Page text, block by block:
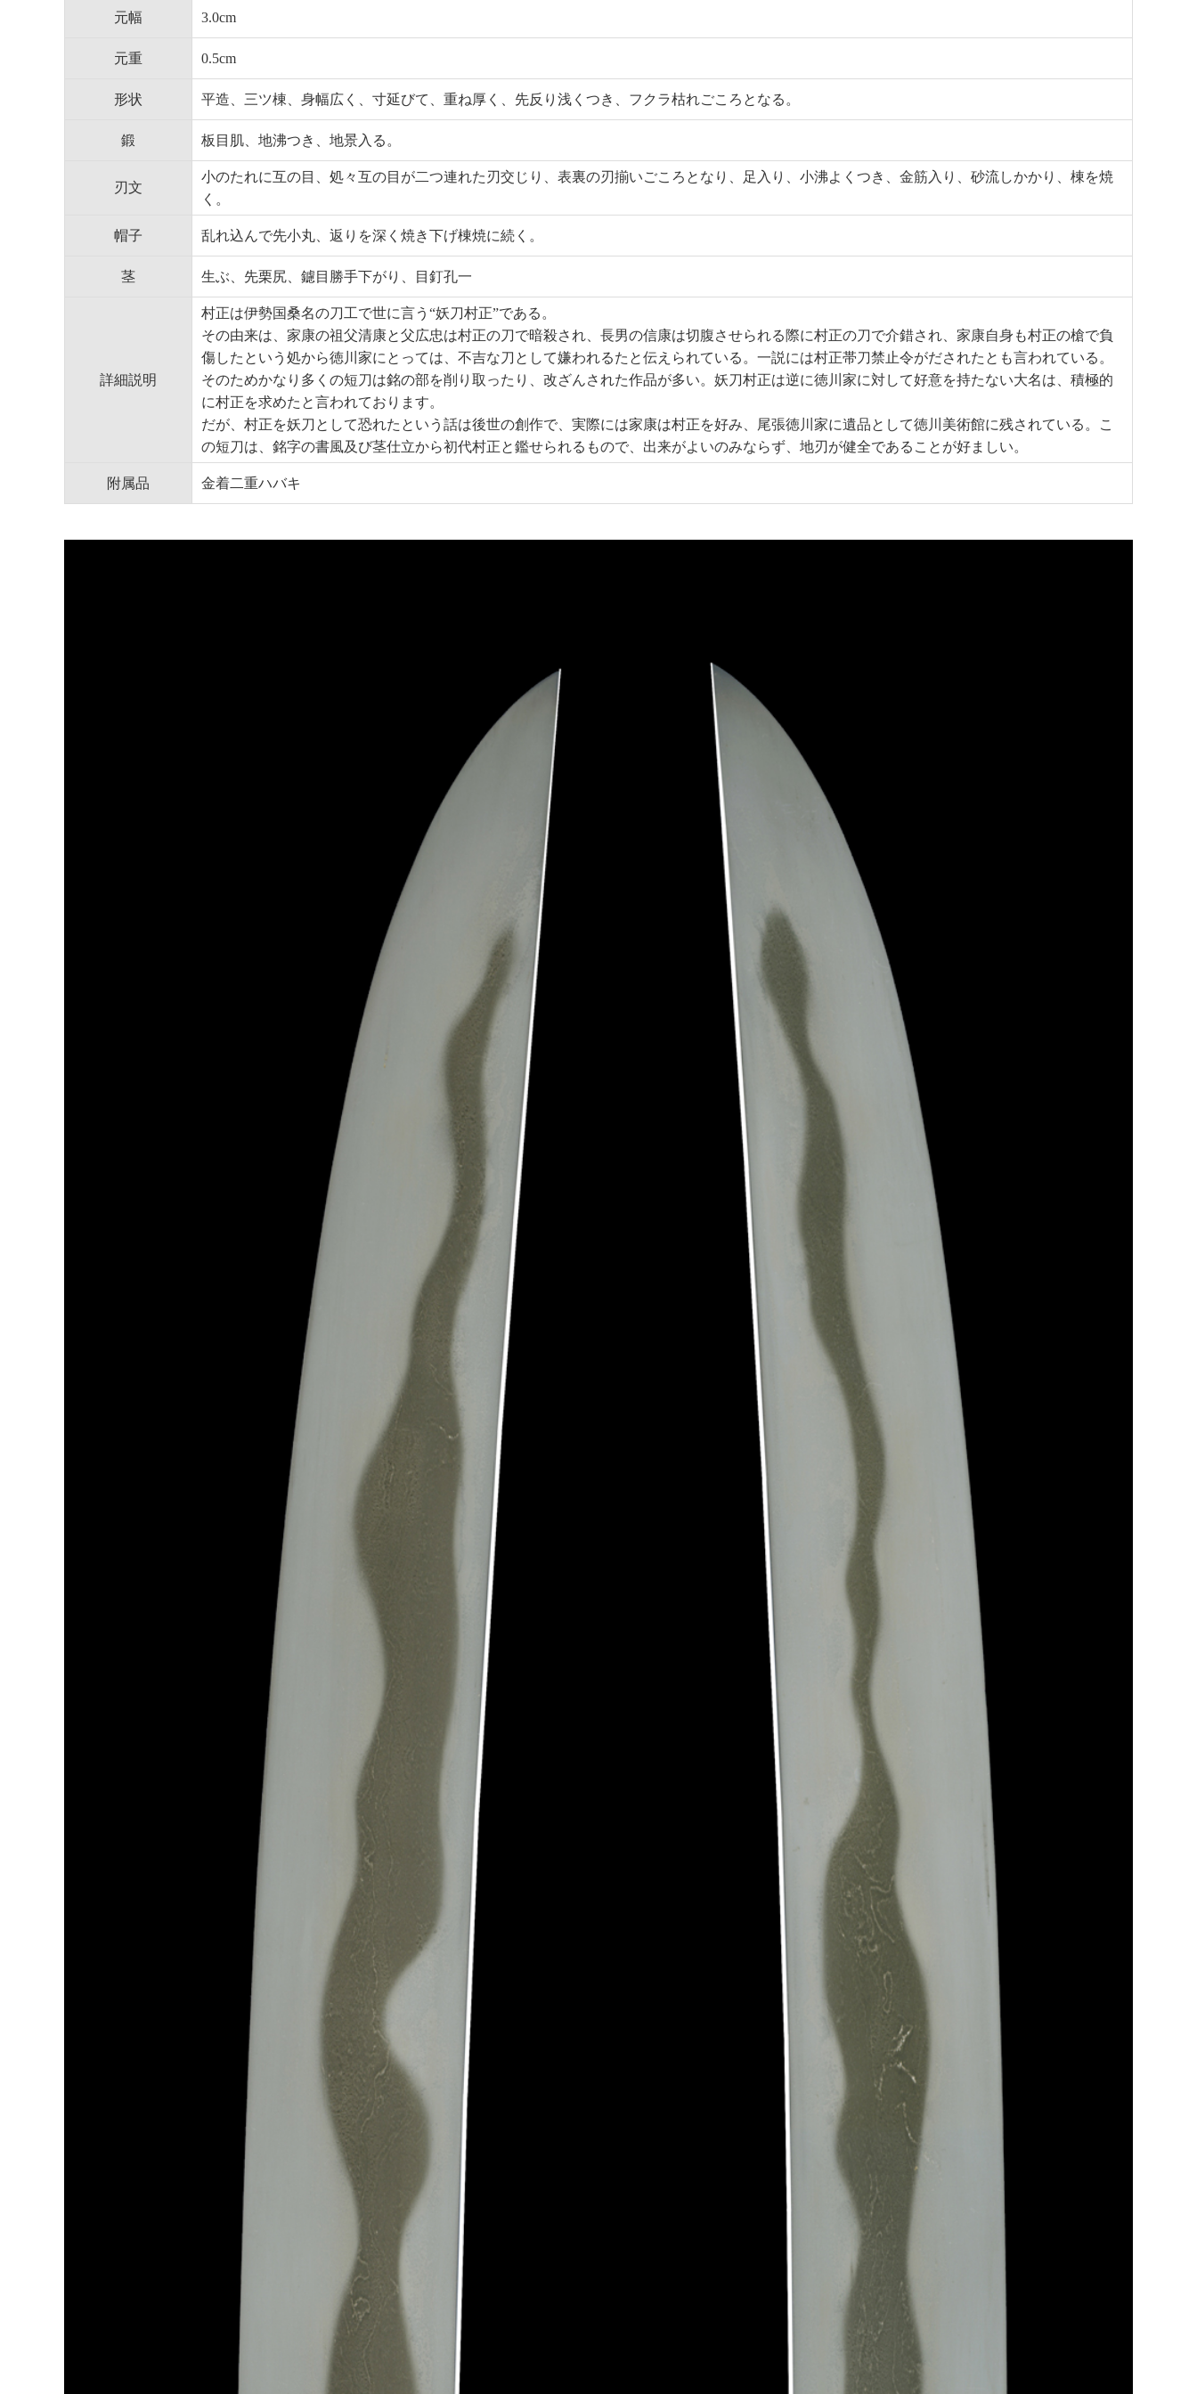
元幅 3.0cm
元重 0.5cm
形状 平造、三ツ棟、身幅広く、寸延びて、重ね厚く、先反り浅くつき、フクラ枯れごころとなる。
鍛 板目肌、地沸つき、地景入る。
刃文
小のたれに互の目、処々互の目が二つ連れた刃交じり、表裏の刃揃いごころとなり、足入り、小沸よくつき、金筋入り、砂流しかかり、棟を焼
く。
帽子 乱れ込んで先小丸、返りを深く焼き下げ棟焼に続く。
茎 生ぶ、先栗尻、鑢目勝手下がり、目釘孔一
詳細説明
村正は伊勢国桑名の刀工で世に言う“妖刀村正”である。
その由来は、家康の祖父清康と父広忠は村正の刀で暗殺され、長男の信康は切腹させられる際に村正の刀で介錯され、家康自身も村正の槍で負
傷したという処から徳川家にとっては、不吉な刀として嫌われるたと伝えられている。一説には村正帯刀禁止令がだされたとも言われている。
そのためかなり多くの短刀は銘の部を削り取ったり、改ざんされた作品が多い。妖刀村正は逆に徳川家に対して好意を持たない大名は、積極的
に村正を求めたと言われております。
だが、村正を妖刀として恐れたという話は後世の創作で、実際には家康は村正を好み、尾張徳川家に遺品として徳川美術館に残されている。こ
の短刀は、銘字の書風及び茎仕立から初代村正と鑑せられるもので、出来がよいのみならず、地刃が健全であることが好ましい。
附属品 金着二重ハバキ